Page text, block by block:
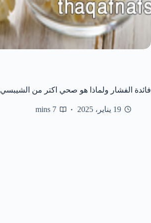
فائدة الفشار ولماذا هو صحي اكتر من الشيبسي
19 يناير، 2025 7 mins